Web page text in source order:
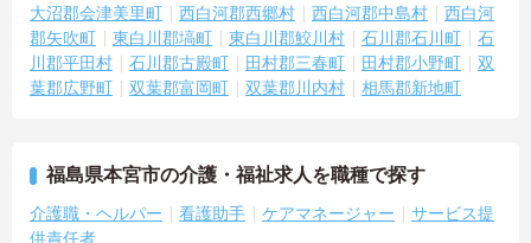
大沼郡会津美里町
西白河郡西郷村 西白河郡中島村
西白河
郡矢吹町
東白川郡塙町 東白川郡鮫川村 石川郡石川町
石
川郡平田村
石川郡古殿町 田村郡三春町 田村郡小野町
双
葉郡広野町
双葉郡富岡町 双葉郡川内村 相馬郡新地町
福島県本宮市の介護・福祉求人を職種で探す
介護職・ヘルパー 看護助手 ケアマネージャー
サービス提
供責任者